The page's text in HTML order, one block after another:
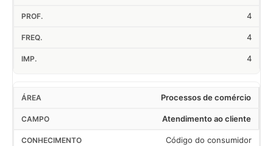
4
4
4
Processos de comércio
Atendimento ao cliente
Código do consumidor